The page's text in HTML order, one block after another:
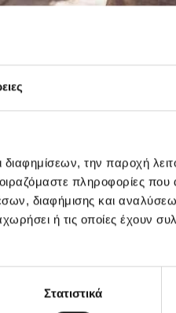
την παροχή
πληροφορίες
διαφήμισης και
ή τις οποίες έχουν
Στατιστικά